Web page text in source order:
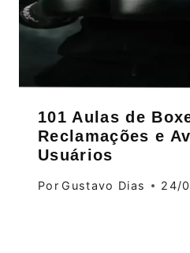
101 Aulas de
Reclamações e
Usuários
Por Gustavo Dias 24/